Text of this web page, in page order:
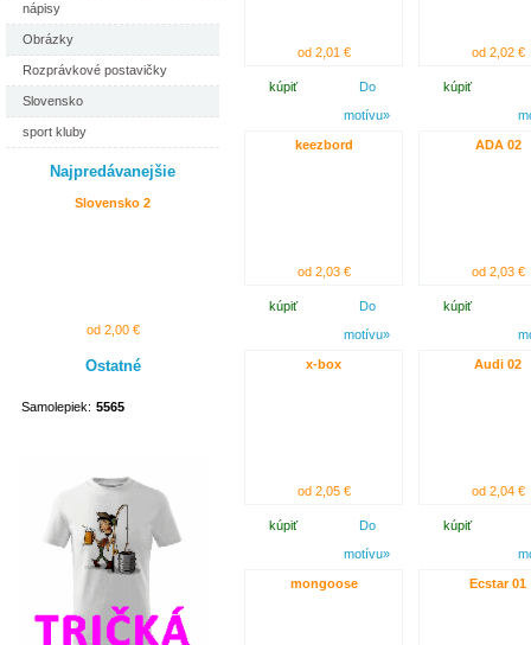
nápisy
Obrázky
Rozprávkové postavičky
Slovensko
sport kluby
Najpredávanejšie
Slovensko 2
od 2,00 €
Ostatné
Samolepiek: 5565
od 2,01 €
kúpiť
Do
motívu»
od 2,02 €
kúpiť
keezbord
od 2,03 €
kúpiť
Do
motívu»
ADA 02
od 2,03 €
kúpiť
x-box
od 2,05 €
kúpiť
Do
motívu»
Audi 02
od 2,04 €
kúpiť
mongoose Ecstar 01